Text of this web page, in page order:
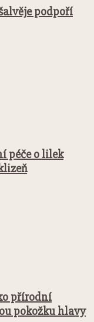
podpoří
péče o lilek
přírodní
pokožku hlavy